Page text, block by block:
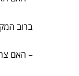
ברוב
– האם